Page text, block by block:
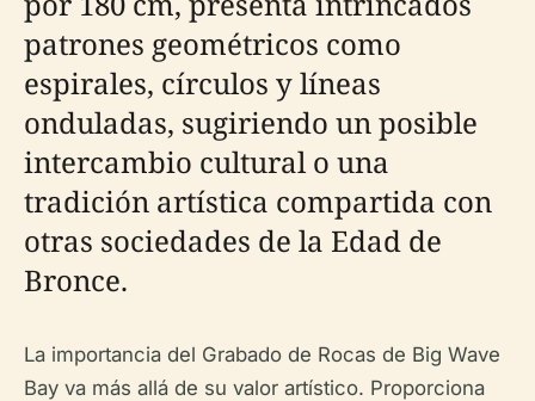
patrones geométricos como
espirales, círculos y líneas
onduladas, sugiriendo un posible
intercambio cultural o una
tradición artística compartida con
otras sociedades de la Edad de
Bronce.
La importancia del Grabado de Rocas de Big Wave
Bay va más allá de su valor artístico. Proporciona